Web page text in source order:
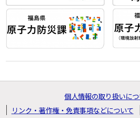
個人情報の取り扱いに
リンク・著作権・免責事項などについて